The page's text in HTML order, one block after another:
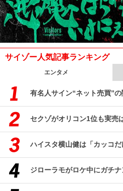
サイゾー人気記事ランキング
エンタメ
有名人サイン“ネット売買”の
セクゾがオリコン1位も実
ハイスタ横山健は「カッコだ
ジローラモがロケ中にガチ